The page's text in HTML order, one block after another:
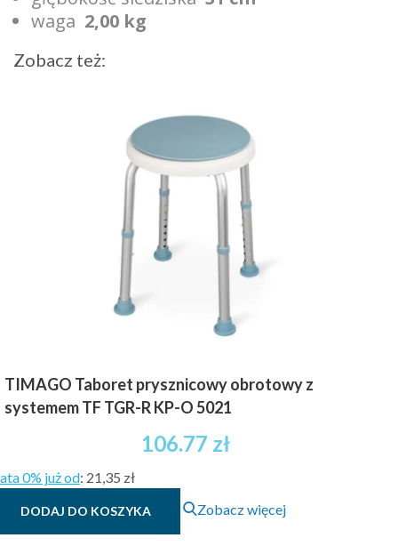
waga 2,00 kg
Zobacz też:
TIMAGO Taboret prysznicowy obrotowy z
systemem TF TGR-R KP-O 5021
106.77 zł
0% już od: 21,35 zł
DODAJ DO KOSZYKA Zobacz więcej